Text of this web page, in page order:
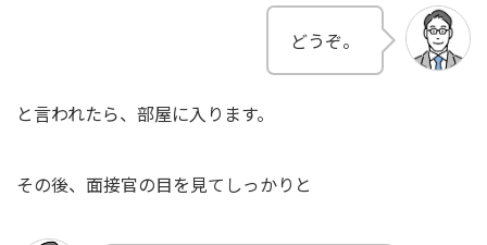
どうぞ。
と言われたら、部屋に入ります。
その後、面接官の目を見てしっかりと